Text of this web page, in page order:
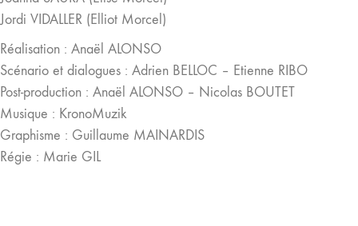
Jordi VIDALLER (Elliot Morcel)
Réalisation : Anaël ALONSO
Scénario et dialogues : Adrien BELLOC – Etienne RIBO
Post-production : Anaël ALONSO – Nicolas BOUTET
Musique : KronoMuzik
Graphisme : Guillaume MAINARDIS
Régie : Marie GIL